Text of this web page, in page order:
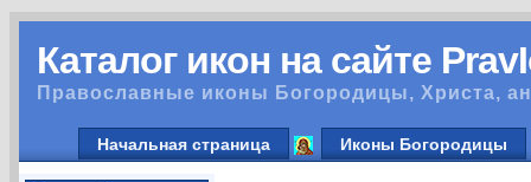
Каталог икон на сайте
Православные иконы Богородицы, Христа,
Начальная страница Иконы Богородицы